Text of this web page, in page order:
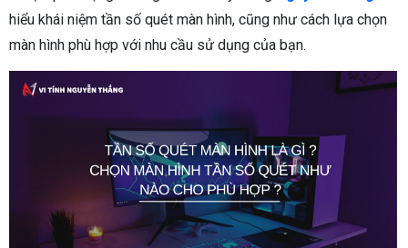
hiểu khái niệm tần số quét màn hình, cũng như cách lựa chọn
màn hình phù hợp với nhu cầu sử dụng của bạn.